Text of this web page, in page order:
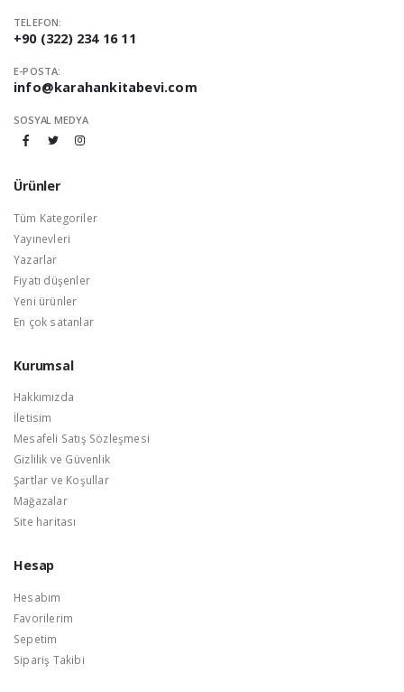
TELEFON:
+90 (322) 234 16 11
E-POSTA:
info@karahankitabevi.com
SOSYAL MEDYA
Ürünler
Tüm Kategoriler
Yayınevleri
Yazarlar
Fiyatı düşenler
Yeni ürünler
En çok satanlar
Kurumsal
Hakkımızda
İletisim
Mesafeli Satış Sözleşmesi
Gizlilik ve Güvenlik
Şartlar ve Koşullar
Mağazalar
Site haritası
Hesap
Hesabım
Favorilerim
Sepetim
Sipariş Takibi